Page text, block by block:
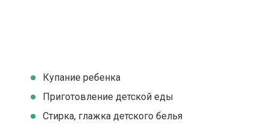
Купание ребенка
Приготовление детской еды
Стирка, глажка детского белья